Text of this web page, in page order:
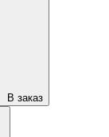
В заказ